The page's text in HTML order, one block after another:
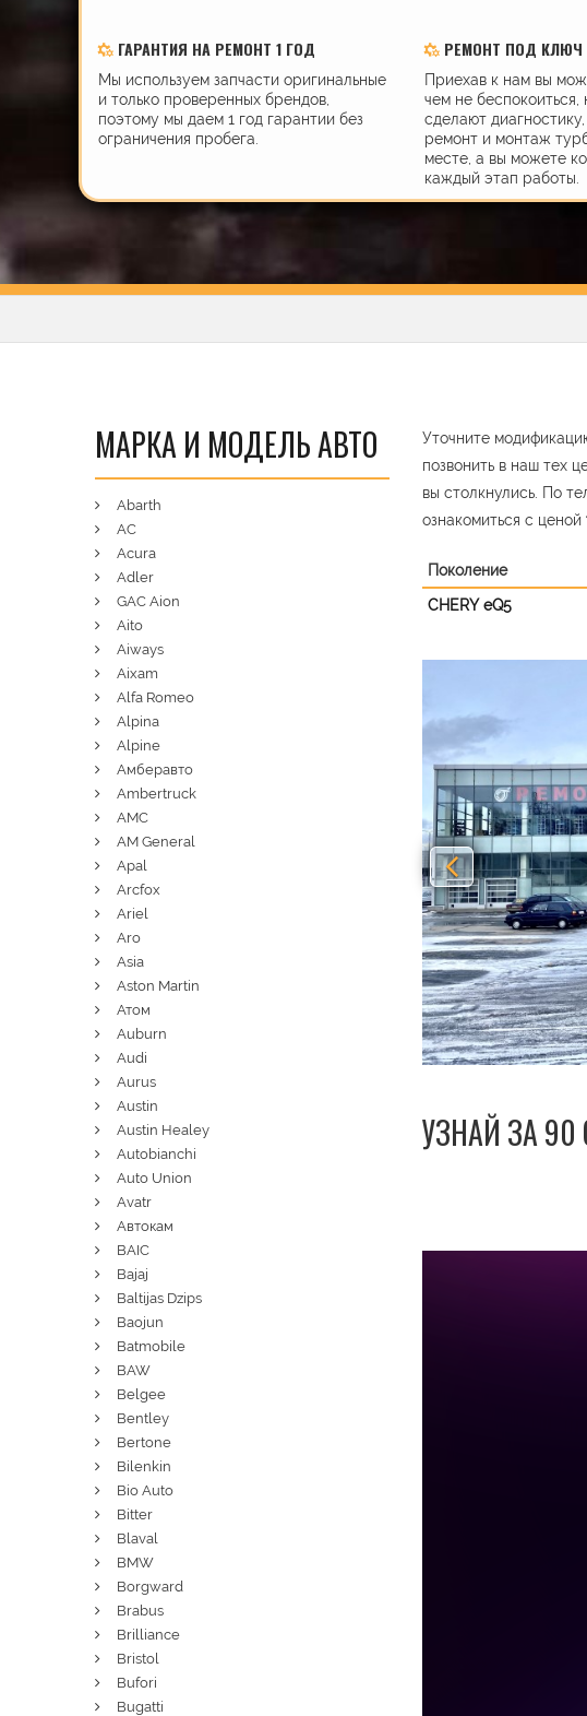
ГАРАНТИЯ НА РЕМОНТ 1 ГОД
Мы используем запчасти оригинальные
и только проверенных брендов,
поэтому мы даем 1 год гарантии без
ограничения пробега.
РЕМОНТ ПОД КЛЮЧ
Приехав к нам вы
чем не
сделают
ремонт и монтаж
месте, а вы можете
каждый этап работы.
Уточните
позвонить в наш тех
вы столкнулись. По
ознакомиться с ценой
Поколение
CHERY eQ5
УЗНАЙ ЗА
МАРКА И МОДЕЛЬ АВТО
Abarth
AC
Acura
Adler
GAC Aion
Aito
Aiways
Aixam
Alfa Romeo
Alpina
Alpine
Амберавто
Ambertruck
AMC
AM General
Apal
Arcfox
Ariel
Aro
Asia
Aston Martin
Атом
Auburn
Audi
Aurus
Austin
Austin Healey
Autobianchi
Auto Union
Avatr
Автокам
BAIC
Bajaj
Baltijas Dzips
Baojun
Batmobile
BAW
Belgee
Bentley
Bertone
Bilenkin
Bio Auto
Bitter
Blaval
BMW
Borgward
Brabus
Brilliance
Bristol
Bufori
Bugatti